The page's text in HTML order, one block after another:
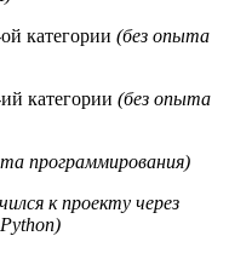
категории (без опыта
категории (без опыта
программирования)
к проекту через